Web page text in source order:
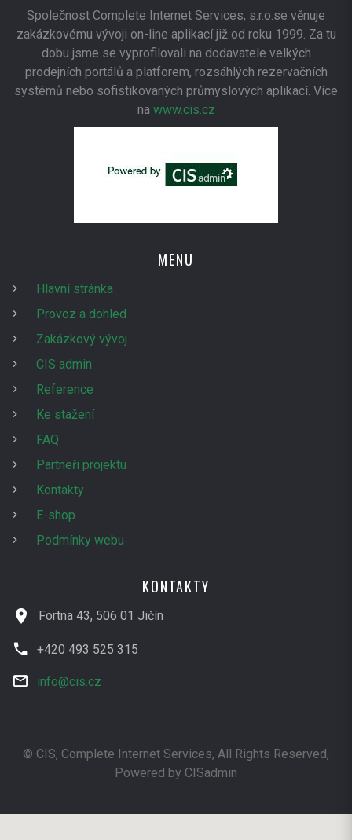
Společnost Complete Internet Services, s.r.o.se věnuje
zakázkovému vývoji on-line aplikací již od roku 1999. Za tu
dobu jsme se vyprofilovali na dodavatele velkých
prodejních portálů a platforem, rozsáhlých rezervačních
systémů nebo sofistikovaných průmyslových aplikací. Více
na www.cis.cz
MENU
Hlavní stránka
Provoz a dohled
Zakázkový vývoj
CIS admin
Reference
Ke stažení
FAQ
Partneři projektu
Kontakty
E-shop
Podmínky webu
KONTAKTY
Fortna 43, 506 01 Jičín
+420 493 525 315
info@cis.cz
© CIS, Complete Internet Services, All Rights Reserved,
Powered by CISadmin